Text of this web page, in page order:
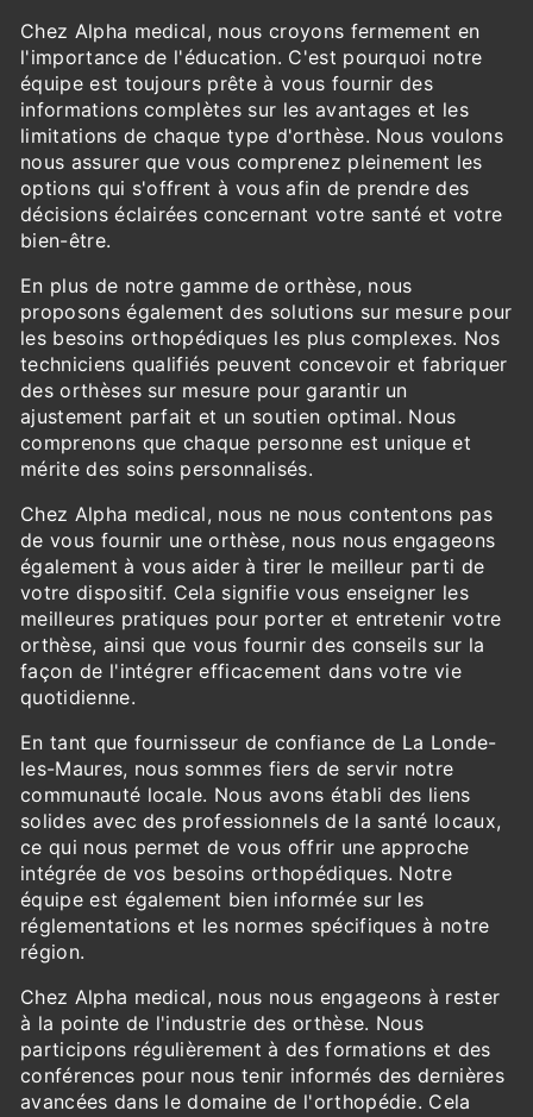
Chez Alpha medical, nous croyons fermement en
l'importance de l'éducation. C'est pourquoi notre
équipe est toujours prête à vous fournir des
informations complètes sur les avantages et les
limitations de chaque type d'orthèse. Nous voulons
nous assurer que vous comprenez pleinement les
options qui s'offrent à vous afin de prendre des
décisions éclairées concernant votre santé et votre
bien-être.
En plus de notre gamme de orthèse, nous
proposons également des solutions sur mesure pour
les besoins orthopédiques les plus complexes. Nos
techniciens qualifiés peuvent concevoir et fabriquer
des orthèses sur mesure pour garantir un
ajustement parfait et un soutien optimal. Nous
comprenons que chaque personne est unique et
mérite des soins personnalisés.
Chez Alpha medical, nous ne nous contentons pas
de vous fournir une orthèse, nous nous engageons
également à vous aider à tirer le meilleur parti de
votre dispositif. Cela signifie vous enseigner les
meilleures pratiques pour porter et entretenir votre
orthèse, ainsi que vous fournir des conseils sur la
façon de l'intégrer efficacement dans votre vie
quotidienne.
En tant que fournisseur de confiance de La Londe-
les-Maures, nous sommes fiers de servir notre
communauté locale. Nous avons établi des liens
solides avec des professionnels de la santé locaux,
ce qui nous permet de vous offrir une approche
intégrée de vos besoins orthopédiques. Notre
équipe est également bien informée sur les
réglementations et les normes spécifiques à notre
région.
Chez Alpha medical, nous nous engageons à rester
à la pointe de l'industrie des orthèse. Nous
participons régulièrement à des formations et des
conférences pour nous tenir informés des dernières
avancées dans le domaine de l'orthopédie. Cela